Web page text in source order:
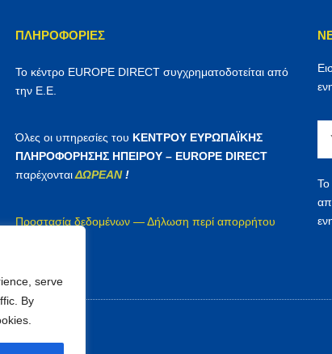
serve
By
ΠΛΗΡΟΦΟΡΊΕΣ
Το κέντρο EUROPE DIRECT συγχρηματοδοτείται από
την Ε.Ε.
Όλες οι υπηρεσίες του ΚΕΝΤΡΟΥ ΕΥΡΩΠΑΪΚΗΣ
ΠΛΗΡΟΦΟΡΗΣΗΣ ΗΠΕΙΡΟΥ – EUROPE DIRECT
παρέχονταιΔΩΡΕΑΝ!
Προστασία δεδομένων — Δήλωση περί απορρήτου
Το